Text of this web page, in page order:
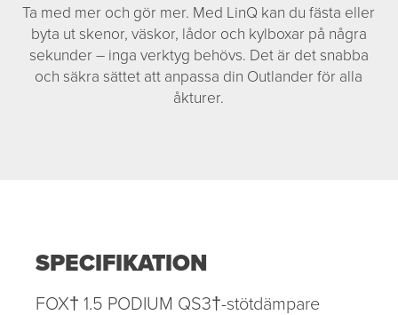
Ta med mer och gör mer. Med LinQ kan du fästa eller
byta ut skenor, väskor, lådor och kylboxar på några
sekunder – inga verktyg behövs. Det är det snabba
och säkra sättet att anpassa din Outlander för alla
åkturer.
SPECIFIKATION
FOX† 1.5 PODIUM QS3†-stötdämpare